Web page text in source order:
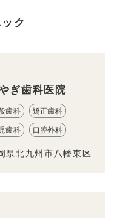
ク
ぎ歯科医院
歯科 矯正歯科
歯科 口腔外科
県北九州市八幡東区